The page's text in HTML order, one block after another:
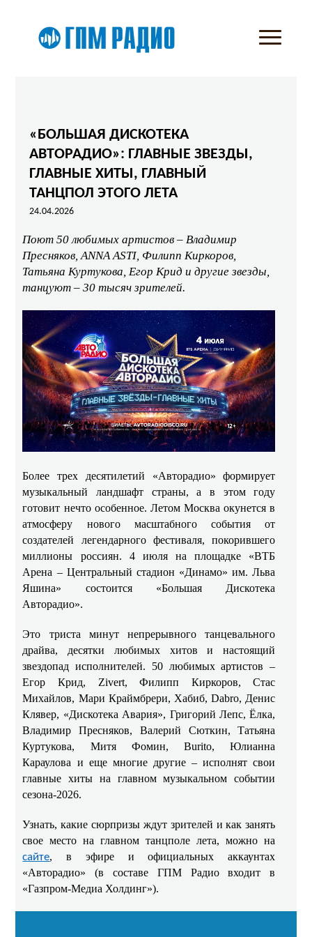
«БОЛЬШАЯ ДИСКОТЕКА
АВТОРАДИО»: ГЛАВНЫЕ ЗВЕЗДЫ,
ГЛАВНЫЕ ХИТЫ, ГЛАВНЫЙ
ТАНЦПОЛ ЭТОГО ЛЕТА
24.04.2026
Поют 50 любимых артистов – Владимир
Пресняков, ANNA ASTI, Филипп Киркоров,
Татьяна Куртукова, Егор Крид и другие звезды,
танцуют – 30 тысяч зрителей.
Более трех десятилетий «Авторадио» формирует
музыкальный ландшафт страны, а в этом году
готовит нечто особенное. Летом Москва окунется в
атмосферу нового масштабного события от
создателей легендарного фестиваля, покорившего
миллионы россиян. 4 июля на площадке «ВТБ
Арена – Центральный стадион «Динамо» им. Льва
Яшина» состоится «Большая Дискотека
Авторадио».
Это триста минут непрерывного танцевального
драйва, десятки любимых хитов и настоящий
звездопад исполнителей. 50 любимых артистов –
Егор Крид, Zivert, Филипп Киркоров, Стас
Михайлов, Мари Краймбрери, Хабиб, Dabro, Денис
Клявер, «Дискотека Авария», Григорий Лепс, Ёлка,
Владимир Пресняков, Валерий Сюткин, Татьяна
Куртукова, Митя Фомин, Burito, Юлианна
Караулова и еще многие другие– исполнят свои
главные хиты на главном музыкальном событии
сезона-2026.
Узнать, какие сюрпризы ждут зрителей и как занять
свое место на главном танцполе лета, можно на
сайте, в эфире и официальных аккаунтах
«Авторадио» (в составе ГПМ Радио входит в
«Газпром-Медиа Холдинг»).